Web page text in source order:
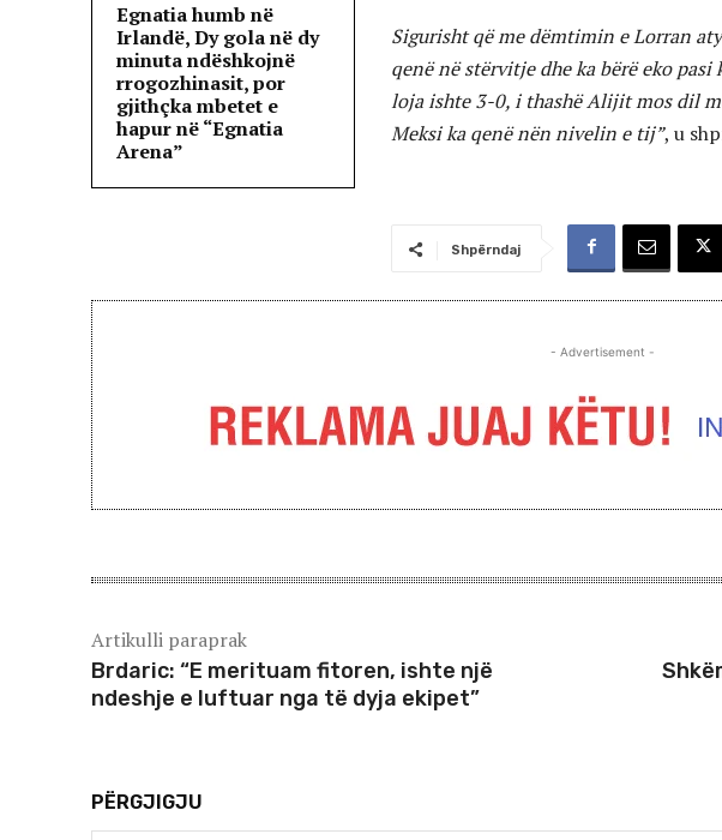
Egnatia humb në
Irlandë, Dy gola në dy
minuta ndëshkojnë
rrogozhinasit, por
gjithçka mbetet e
hapur në “Egnatia
Arena”
Sigurisht që me dëmtimin e Lorran
qenë në stërvitje dhe ka bërë eko
loja ishte 3-0, i thashë Alijit mos dil
Meksi ka qenë nën nivelin e tij”, u
Shpërndaj
- Advertisement -
Artikulli paraprak
Brdaric: “E merituam fitoren, ishte një
ndeshje e luftuar nga të dyja ekipet”
PËRGJIGJU